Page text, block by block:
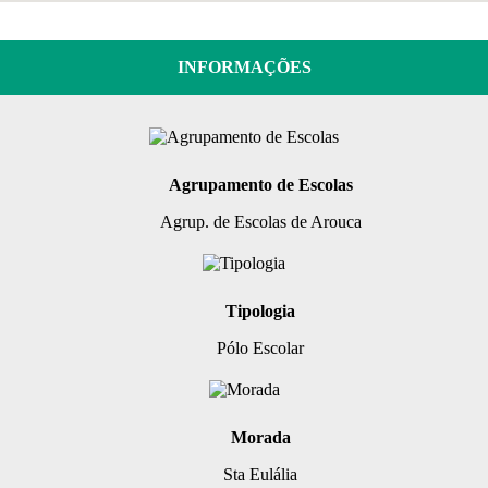
INFORMAÇÕES
Agrupamento de Escolas
Agrup. de Escolas de Arouca
Tipologia
Pólo Escolar
Morada
Sta Eulália